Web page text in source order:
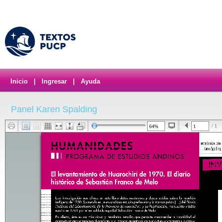
Inicio Ingresar Ayuda
Panel Karen Spalding
/ 1